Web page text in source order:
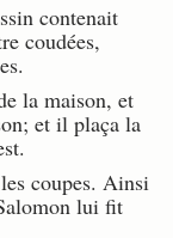
contenait
coudées,
la maison, et
et il plaça la
coupes. Ainsi
lui fit